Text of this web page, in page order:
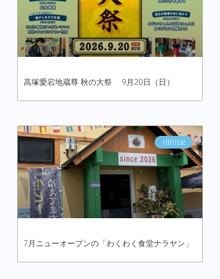
高塚愛宕地蔵尊 秋の大祭 9月20日（日）
日田日記
7月ニューオープンの「わくわく食堂ナラヤン」